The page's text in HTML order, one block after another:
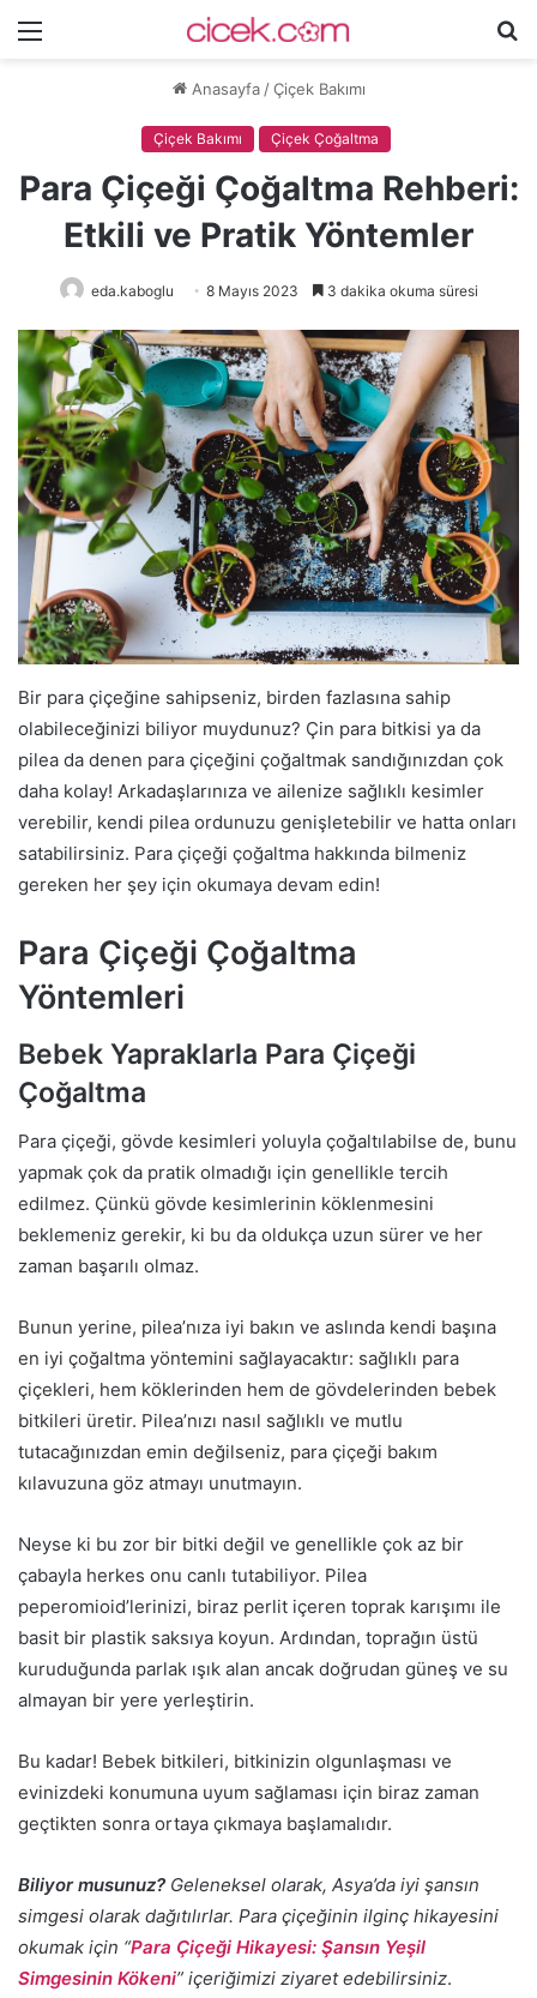
Menü
Anasayfa / Çiçek Bakımı
Çiçek Bakımı Çiçek Çoğaltma
Para Çiçeği Çoğaltma Rehberi:
Etkili ve Pratik Yöntemler
eda.kaboglu 8 Mayıs 2023 3 dakika okuma süresi
Bir para çiçeğine sahipseniz, birden fazlasına sahip
olabileceğinizi biliyor muydunuz? Çin para bitkisi ya da
pilea da denen para çiçeğini çoğaltmak sandığınızdan çok
daha kolay! Arkadaşlarınıza ve ailenize sağlıklı kesimler
verebilir, kendi pilea ordunuzu genişletebilir ve hatta onları
satabilirsiniz. Para çiçeği çoğaltma hakkında bilmeniz
gereken her şey için okumaya devam edin!
Para Çiçeği Çoğaltma
Yöntemleri
Bebek Yapraklarla Para Çiçeği
Çoğaltma
Para çiçeği, gövde kesimleri yoluyla çoğaltılabilse de, bunu
yapmak çok da pratik olmadığı için genellikle tercih
edilmez. Çünkü gövde kesimlerinin köklenmesini
beklemeniz gerekir, ki bu da oldukça uzun sürer ve her
zaman başarılı olmaz.
Bunun yerine, pilea’nıza iyi bakın ve aslında kendi başına
en iyi çoğaltma yöntemini sağlayacaktır: sağlıklı para
çiçekleri, hem köklerinden hem de gövdelerinden bebek
bitkileri üretir. Pilea’nızı nasıl sağlıklı ve mutlu
tutacağınızdan emin değilseniz, para çiçeği bakım
kılavuzuna göz atmayı unutmayın.
Neyse ki bu zor bir bitki değil ve genellikle çok az bir
çabayla herkes onu canlı tutabiliyor. Pilea
peperomioid’lerinizi, biraz perlit içeren toprak karışımı ile
basit bir plastik saksıya koyun. Ardından, toprağın üstü
kuruduğunda parlak ışık alan ancak doğrudan güneş ve su
almayan bir yere yerleştirin.
Bu kadar! Bebek bitkileri, bitkinizin olgunlaşması ve
evinizdeki konumuna uyum sağlaması için biraz zaman
geçtikten sonra ortaya çıkmaya başlamalıdır.
Biliyor musunuz? Geleneksel olarak, Asya’da iyi şansın
simgesi olarak dağıtılırlar. Para çiçeğinin ilginç hikayesini
okumak için “Para Çiçeği Hikayesi: Şansın Yeşil
Simgesinin Kökeni” içeriğimizi ziyaret edebilirsiniz.